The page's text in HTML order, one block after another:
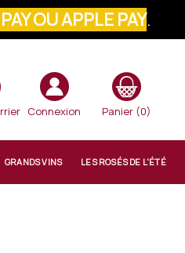
OU APPLE PAY.
Connexion Panier (0)
GRANDS VINS LES ROSÉS DE L'ÉTÉ